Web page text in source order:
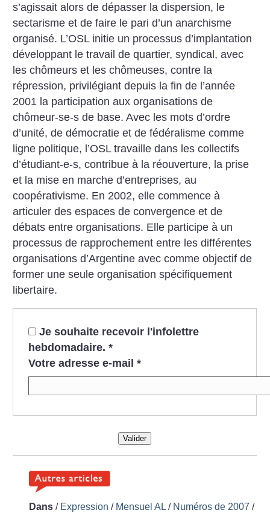
s’agissait alors de dépasser la dispersion, le
sectarisme et de faire le pari d’un anarchisme
organisé. L’OSL initie un processus d’implantation
développant le travail de quartier, syndical, avec
les chômeurs et les chômeuses, contre la
répression, privilégiant depuis la fin de l’année
2001 la participation aux organisations de
chômeur-se-s de base. Avec les mots d’ordre
d’unité, de démocratie et de fédéralisme comme
ligne politique, l’OSL travaille dans les collectifs
d’étudiant-e-s, contribue à la réouverture, la prise
et la mise en marche d’entreprises, au
coopérativisme. En 2002, elle commence à
articuler des espaces de convergence et de
débats entre organisations. Elle participe à un
processus de rapprochement entre les différentes
organisations d’Argentine avec comme objectif de
former une seule organisation spécifiquement
libertaire.
Je souhaite recevoir l'infolettre
hebdomadaire. *
Votre adresse e-mail *
Valider
Dans / Expression / Mensuel AL / Numéros de 2007 /